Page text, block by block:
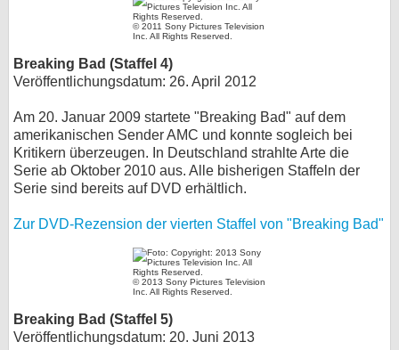
© 2011 Sony Pictures Television
Inc. All Rights Reserved.
Breaking Bad (Staffel 4)
Veröffentlichungsdatum: 26. April 2012
Am 20. Januar 2009 startete "Breaking Bad" auf dem
amerikanischen Sender AMC und konnte sogleich bei
Kritikern überzeugen. In Deutschland strahlte Arte die
Serie ab Oktober 2010 aus. Alle bisherigen Staffeln der
Serie sind bereits auf DVD erhältlich.
Zur DVD-Rezension der vierten Staffel von "Breaking Bad"
© 2013 Sony Pictures Television
Inc. All Rights Reserved.
Breaking Bad (Staffel 5)
Veröffentlichungsdatum: 20. Juni 2013
bei X
Kontakt
Nutzungsbedingungen
Impressum
myFanbase